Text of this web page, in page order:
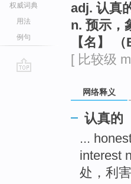
权威词典
用法
例句
adj. 认真
n. 预示，
【名】
[ 比较级
网络释义
认真的
...
interest
处，利